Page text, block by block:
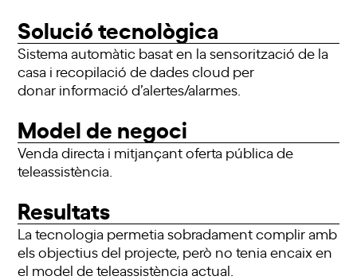
Solució tecnològica
Sistema automàtic basat en la sensorització de la
casa i recopilació de dades cloud per
donar informació d’alertes/alarmes.
Model de negoci
Venda directa i mitjançant oferta pública de
teleassistència.
Resultats
La tecnologia permetia sobradament complir amb
els objectius del projecte, però no tenia encaix en
el model de teleassistència actual.